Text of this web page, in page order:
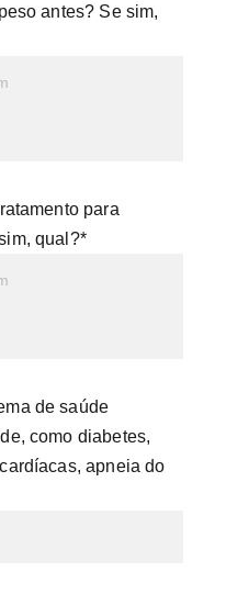
antes? Se sim,
para
qual?*
de saúde
como diabetes,
apneia do